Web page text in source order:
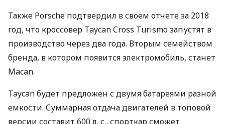
Также Porsche подтвердил в своем отчете за 2018
год, что кроссовер Taycan Cross Turismo запустят в
производство через два года. Вторым семейством
бренда, в котором появится электромобиль, станет
Macan.
Taycan будет предложен с двумя батареями разной
емкости. Суммарная отдача двигателей в топовой
версии составит 600 л. с., спорткар сможет